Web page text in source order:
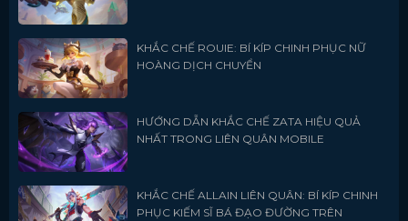
KHẮC CHẾ ROUIE: BÍ KÍP CHINH PHỤC NỮ
HOÀNG DỊCH CHUYỂN
HƯỚNG DẪN KHẮC CHẾ ZATA HIỆU QUẢ
NHẤT TRONG LIÊN QUÂN MOBILE
KHẮC CHẾ ALLAIN LIÊN QUÂN: BÍ KÍP CHINH
PHỤC KIẾM SĨ BÁ ĐẠO ĐƯỜNG TRÊN